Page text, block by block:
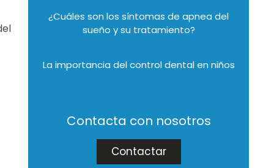
¿Cuáles son los síntomas de apnea del
sueño y su tratamiento?
La importancia del control dental en niños
Contacta con nosotros
Contactar